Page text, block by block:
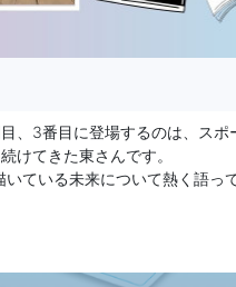
、3番目に登場するのは、ス
けてきた東さんです。
ている未来について熱く語っ